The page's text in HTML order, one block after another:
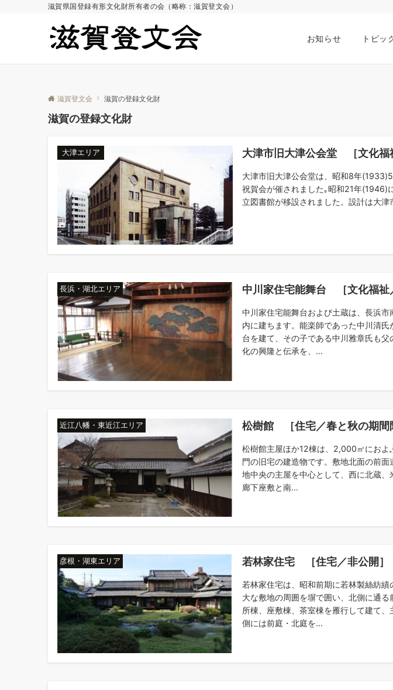
滋賀県国登録有形文化財所有者の会（略称：滋賀登文会）
お知らせ トピッ
滋賀登文会 滋賀の登録文化財
滋賀の登録文化財
大津エリア 大津市旧大津公会堂 ［文化福
大津市旧大津公会堂は、昭和8年
祝賀会が催されました｡昭和21年(1946)
立図書館が移設されました。設計は大
長浜・湖北エリア 中川家住宅能舞台 ［文化福祉
中川家住宅能舞台および土蔵は、長浜
内に建ちます。能楽師であった中川清
台を建て、その子である中川雅章氏も
化の興隆と伝承を、...
近江八幡・東近江エリア 松樹館 ［住宅／春と秋の期間
松樹館主屋ほか12棟は、2,000㎡におよ
門の旧宅の建造物です。敷地北面の前
地中央の主屋を中心として、西に北蔵、
廊下座敷と南...
彦根・湖東エリア 若林家住宅 ［住宅／非公開］
若林家住宅は、昭和前期に若林製絲紡
大な敷地の周囲を塀で囲い、北側に通
所棟、座敷棟、茶室棟を雁行して建て
側には前庭・北庭を...